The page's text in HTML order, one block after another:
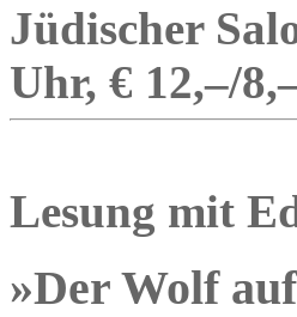
Jüdischer
Uhr, € 12,–/
Lesung mit
»Der Wolf